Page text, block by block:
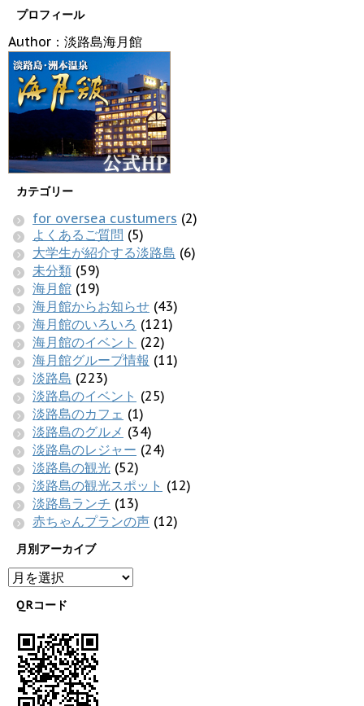
プロフィール
Author：淡路島海月館
カテゴリー
for oversea custumers (2)
よくあるご質問 (5)
大学生が紹介する淡路島 (6)
未分類 (59)
海月館 (19)
海月館からお知らせ (43)
海月館のいろいろ (121)
海月館のイベント (22)
海月館グループ情報 (11)
淡路島 (223)
淡路島のイベント (25)
淡路島のカフェ (1)
淡路島のグルメ (34)
淡路島のレジャー (24)
淡路島の観光 (52)
淡路島の観光スポット (12)
淡路島ランチ (13)
赤ちゃんプランの声 (12)
月別アーカイブ
QRコード